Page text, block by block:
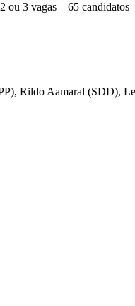
ou 3 vagas – 65 candidatos
Rildo Aamaral (SDD),